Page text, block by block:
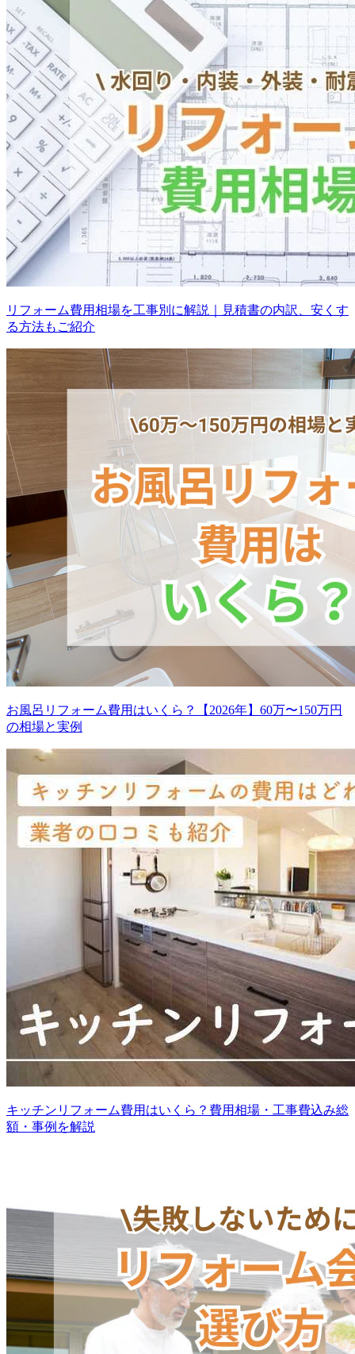
リフォーム費用相場を工事別に解説｜見積書の内訳、安くす
る方法もご紹介
お風呂リフォーム費用はいくら？【2026年】60万〜150万円
の相場と実例
キッチンリフォーム費用はいくら？費用相場・工事費込み総
額・事例を解説